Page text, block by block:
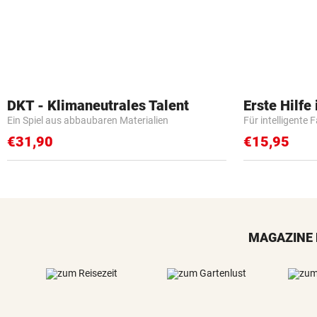
DKT - Klimaneutrales Talent
Ein Spiel aus abbaubaren Materialien
€31,90
Erste Hilfe
Für intelligente
€15,95
MAGAZINE